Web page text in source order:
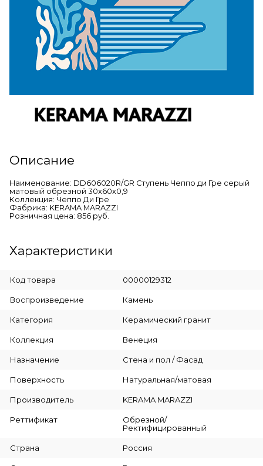
Описание
Наименование: DD606020R/GR Ступень Чеппо ди Гре серый
матовый обрезной 30x60x0,9
Коллекция: Чеппо Ди Гре
Фабрика: KERAMA MARAZZI
Розничная цена: 856 руб.
Характеристики
Код товара 00000129312
Воспроизведение Камень
Категория Керамический гранит
Коллекция Венеция
Назначение Стена и пол / Фасад
Поверхность Натуральная/матовая
Производитель KERAMA MARAZZI
Реттификат
Обрезной/
Ректифицированный
Страна Россия